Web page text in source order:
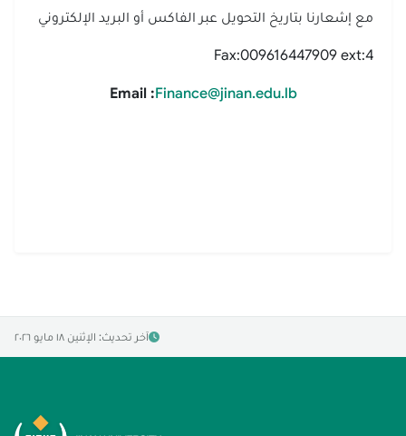
مع إشعارنا بتاريخ التحويل عبر الفاكس أو البريد الإلكتروني
Fax:009616447909 ext:4
Email :Finance@jinan.edu.lb
آخر تحديث: الإثنين ١٨ مايو ٢٠٢٦